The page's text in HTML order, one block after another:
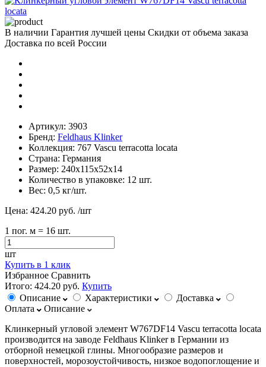
В наличии Гарантия лучшей цены Скидки от объема заказа
Доставка по всей России
Артикул: 3903
Бренд: Feldhaus Klinker
Коллекция: 767 Vascu terracotta locata
Страна: Германия
Размер: 240х115х52х14
Количество в упаковке: 12 шт.
Вес: 0,5 кг/шт.
Цена: 424.20 руб. /шт
1 пог. м = 16 шт.
шт
Купить в 1 клик
Избранное Сравнить
Итого: 424.20 руб. Купить
Описание
Характеристики
Доставка
Оплата
Описание
Клинкерный угловой элемент W767DF14 Vascu terracotta locata
производится на заводе Feldhaus Klinker в Германии из
отборной немецкой глины. Многообразие размеров и
поверхностей, морозоустойчивость, низкое водопоглощение и